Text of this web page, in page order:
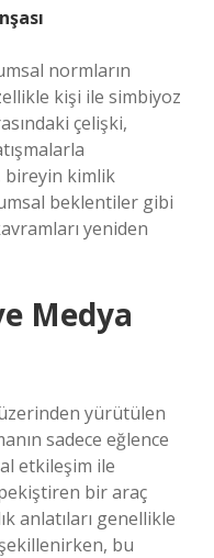
normların
kişi ile simbiyoz
çelişki,
bireyin kimlik
beklentiler gibi
yeniden
Medya
yürütülen
sadece eğlence
etkileşim ile
bir araç
anlatıları genellikle
bu